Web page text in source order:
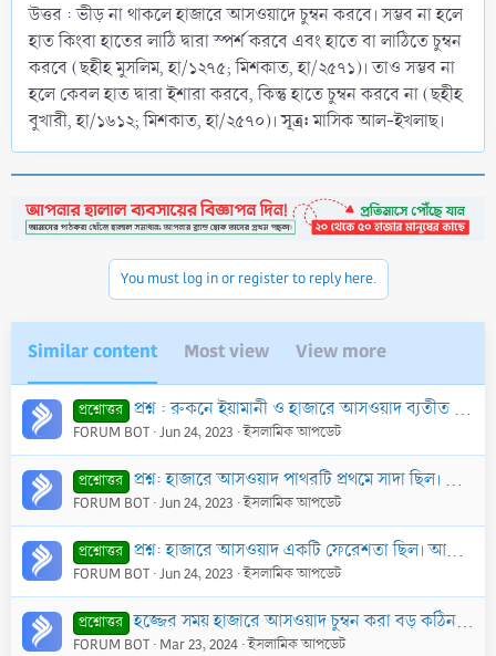
উত্তর : ভীড় না থাকলে হাজারে আসওয়াদে চুম্বন করবে। সম্ভব না হলে
হাত কিংবা হাতের লাঠি দ্বারা স্পর্শ করবে এবং হাতে বা লাঠিতে চুম্বন
করবে (ছহীহ মুসলিম, হা/১২৭৫; মিশকাত, হা/২৫৭১)। তাও সম্ভব না
হলে কেবল হাত দ্বারা ইশারা করবে, কিন্তু হাতে চুম্বন করবে না (ছহীহ
বুখারী, হা/১৬১২; মিশকাত, হা/২৫৭০)।সূত্র:মাসিক আল-ইখলাছ।
You must log in or register to reply here.
Similar content Most view View more
প্রশ্নোত্তর প্রশ্ন : রুকনে ইয়ামানী ও হাজারে আসওয়াদ ব্যতীত কা‘বাগৃহের অন্য কোন স্থান বরকত লাভের উদ্দেশ্যে স্পর্শ করায় শরী‘আতে কোন বাধা আছে কি?
FORUM BOT Jun 24, 2023 ইসলামিক আপডেট
প্রশ্নোত্তর প্রশ্ন: হাজারে আসওয়াদ পাথরটি প্রথমে সাদা ছিল। এটা এখন কালো হয়ে গেছে। এটা কালো কিভাবে হল?
FORUM BOT Jun 24, 2023 ইসলামিক আপডেট
প্রশ্নোত্তর প্রশ্ন: হাজারে আসওয়াদ একটি ফেরেশতা ছিল। আল্লাহ তাকে পাথর বানিয়ে দুনিয়াতে পাঠিয়েছেন। উক্ত দাবী কি সঠিক?
FORUM BOT Jun 24, 2023 ইসলামিক আপডেট
প্রশ্নোত্তর হজ্জের সময় হাজারে আসওয়াদ চুম্বন করা বড় কঠিন। সুতরাং ধাক্কাধাক্কি করে অথবা কাউকে ঘুস দিয়ে চুম্বন করলে কি সওয়াব হবে কি?
FORUM BOT Mar 23, 2024 ইসলামিক আপডেট